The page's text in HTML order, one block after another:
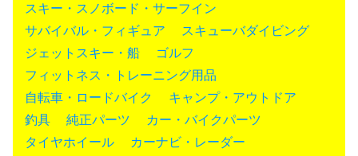
スキー・スノボード・サーフイン
サバイバル・フィギュア
スキューバダイビング
ジェットスキー・船
ゴルフ
フィットネス・トレーニング用品
自転車・ロードバイク
キャンプ・アウトドア
釣具
純正パーツ
カー・バイクパーツ
タイヤホイール
カーナビ・レーダー